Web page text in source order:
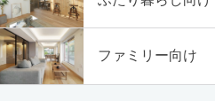
ファミリー向け